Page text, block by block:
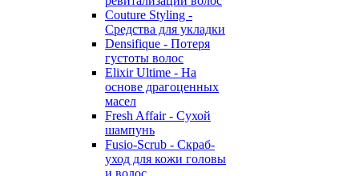
Couture Styling -
Средства для укладки
Densifique - Потеря
густоты волос
Elixir Ultime - На
основе драгоценных
масел
Fresh Affair - Сухой
шампунь
Fusio-Scrub - Скраб-
уход для кожи головы
и волос